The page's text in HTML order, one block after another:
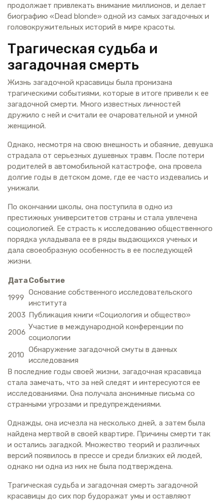
продолжает привлекать внимание миллионов, и делает
биографию «Dead blonde» одной из самых загадочных и
головокружительных историй в мире красоты.
Трагическая судьба и
загадочная смерть
Жизнь загадочной красавицы была пронизана
трагическими событиями, которые в итоге привели к ее
загадочной смерти. Много известных личностей
дружило с ней и считали ее очаровательной и умной
женщиной.
Однако, несмотря на свою внешность и обаяние, девушка
страдала от серьезных душевных травм. После потери
родителей в автомобильной катастрофе, она провела
долгие годы в детском доме, где ее часто издевались и
унижали.
По окончании школы, она поступила в одно из
престижных университетов страны и стала увлечена
социологией. Ее страсть к исследованию общественного
порядка укладывала ее в ряды выдающихся ученых и
дала своеобразную особенность в ее последующей
жизни.
ДатаСобытие
1999
Основание собственного исследовательского
института
2003 Публикация книги «Социология и общество»
2006
Участие в международной конференции по
социологии
2010
Обнаружение загадочной смуты в данных
исследования
В последние годы своей жизни, загадочная красавица
стала замечать, что за ней следят и интересуются ее
исследованиями. Она получала анонимные письма со
странными угрозами и предупреждениями.
Однажды, она исчезла на несколько дней, а затем была
найдена мертвой в своей квартире. Причины смерти так
и остались загадкой. Множество теорий и различных
версий появилось в прессе и среди близких ей людей,
однако ни одна из них не была подтверждена.
Трагическая судьба и загадочная смерть загадочной
красавицы до сих пор будоражат умы и оставляют